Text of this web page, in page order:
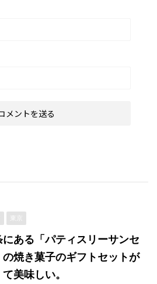
東京
にある「パティスリーサンセ
の焼き菓子のギフトセットが
美味しい。